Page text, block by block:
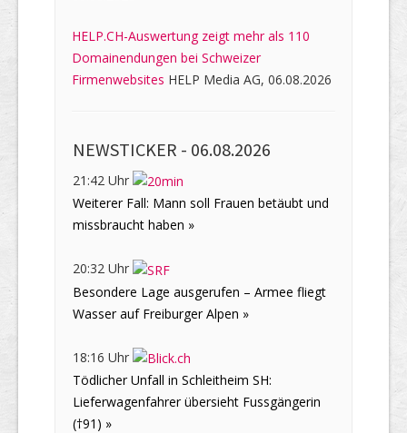
HELP.CH-Auswertung zeigt mehr als 110
Domainendungen bei Schweizer
Firmenwebsites HELP Media AG, 06.08.2026
NEWSTICKER - 06.08.2026
21:42 Uhr
Weiterer Fall: Mann soll Frauen betäubt und
missbraucht haben »
20:32 Uhr
Besondere Lage ausgerufen – Armee fliegt
Wasser auf Freiburger Alpen »
18:16 Uhr
Tödlicher Unfall in Schleitheim SH:
Lieferwagenfahrer übersieht Fussgängerin
(†91) »